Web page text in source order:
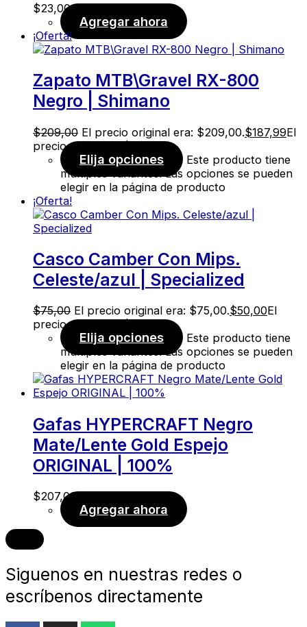
$23,00
Agregar ahora
¡Oferta!
Zapato MTB\Gravel RX-800
Negro | Shimano
$209,00 El precio original era: $209,00.$187,99El
precio actual es: $187,99.
Elija opciones
Este producto tiene
múltiples variantes. Las opciones se pueden
elegir en la página de producto
¡Oferta!
Casco Camber Con Mips.
Celeste/azul | Specialized
$75,00 El precio original era: $75,00.$50,00El
precio actual es: $50,00.
Elija opciones
Este producto tiene
múltiples variantes. Las opciones se pueden
elegir en la página de producto
Gafas HYPERCRAFT Negro
Mate/Lente Gold Espejo
ORIGINAL | 100%
$207,00
Agregar ahora
Siguenos en nuestras redes o
escríbenos directamente